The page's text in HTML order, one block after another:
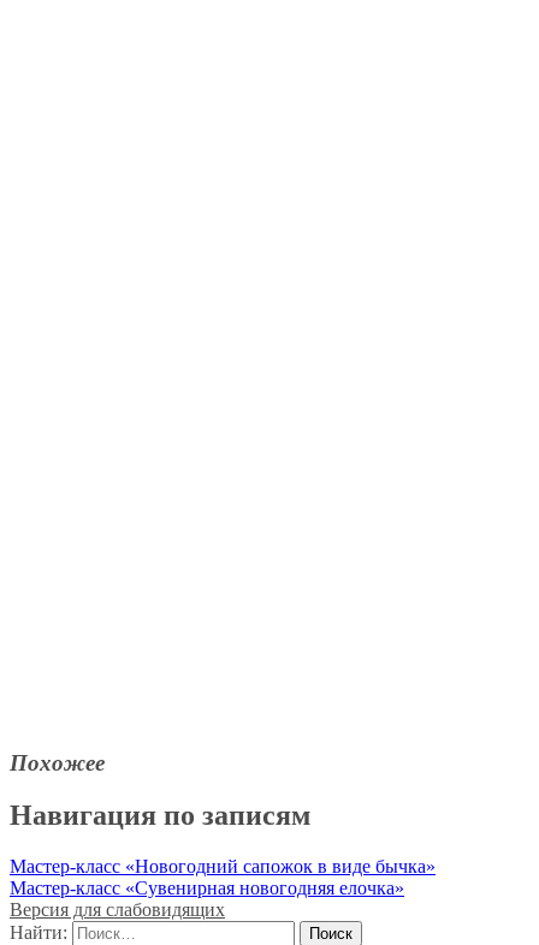
Похожее
Навигация по записям
Мастер-класс «Новогодний сапожок в виде бычка»
Мастер-класс «Сувенирная новогодняя елочка»
Версия для слабовидящих
Найти: